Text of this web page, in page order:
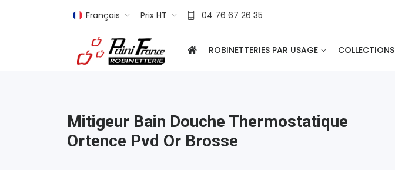
Français Prix HT 04 76 67 26 35
ROBINETTERIES PAR USAGE COLLECTIONS
Mitigeur Bain Douche Thermostatique
Ortence Pvd Or Brosse